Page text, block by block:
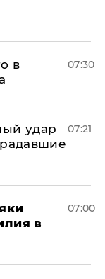
в
07:30
удар
07:21
в
07:00